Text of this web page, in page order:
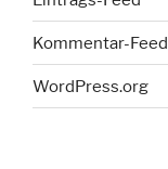
Kommentar-Feed
WordPress.org